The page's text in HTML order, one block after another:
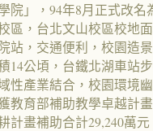
院」，94年8月正式改名
區，台北文山校區校地
站，交通便利，校園造
14公頃，台鐵北湖車站
性產業結合，校園環境
教育部補助教學卓越計
計畫補助合計29,240萬